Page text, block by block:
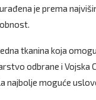
je prema
tkanina koja
odbrane i Vojska
najbolje moguće